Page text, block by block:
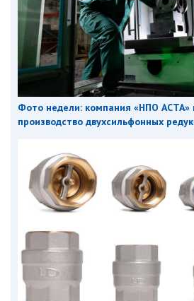
Фото недели: компания «НПО АСТА»
производство двухсильфонных